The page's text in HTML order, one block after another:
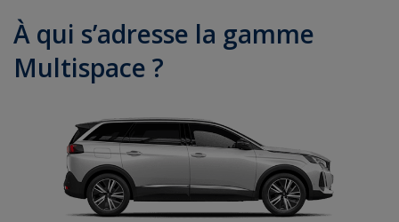
À qui s’adresse la gamme
Multispace ?